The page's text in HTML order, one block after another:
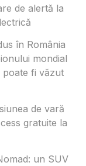
de alertă la
în România
mondial
poate fi văzut
de vară
gratuite la
un SUV